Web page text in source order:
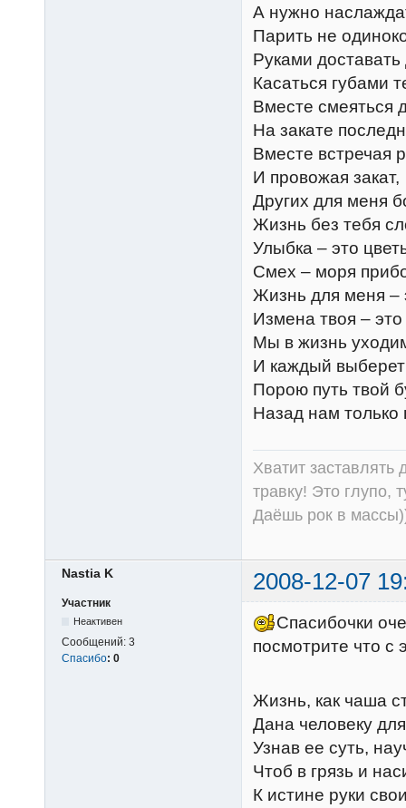
А нужно
Парить не
Руками доставать
Касаться губами
Вместе смеяться
На закате
Вместе встречая
И провожая закат,
Других для меня
Жизнь без тебя
Улыбка – это
Смех – моря
Жизнь для меня –
Измена твоя –
Мы в жизнь
И каждый выберет
Порою путь твой
Назад нам только
Хватит заставлять
травку! Это глупо,
Даёшь рок в
Nastia K 2008-12-07
Участник
Неактивен
Сообщений: 3
Спасибо: 0
Спасибочки
посмотрите что
Жизнь, как чаша
Дана человеку
Узнав ее суть,
Чтоб в грязь и
К истине руки